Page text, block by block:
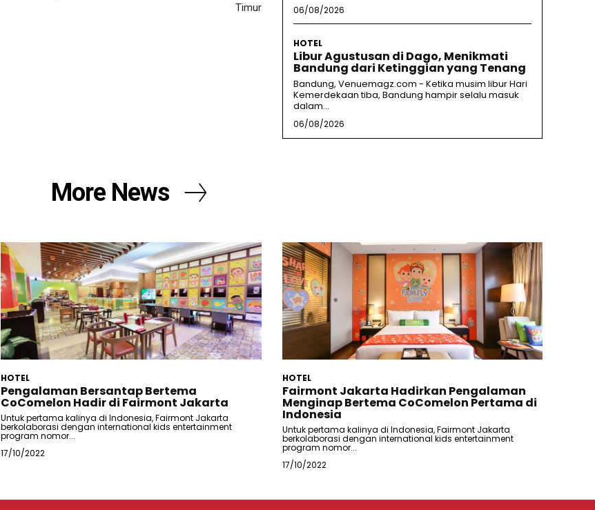
Timur
06/08/2026
HOTEL
Libur Agustusan di Dago, Menikmati
Bandung dari Ketinggian yang Tenang
Bandung, Venuemagz.com - Ketika musim libur Hari
Kemerdekaan tiba, Bandung hampir selalu masuk
dalam...
06/08/2026
More News
HOTEL
Pengalaman Bersantap Bertema
CoComelon Hadir di Fairmont Jakarta
Untuk pertama kalinya di Indonesia, Fairmont Jakarta
berkolaborasi dengan international kids entertainment
program nomor...
17/10/2022
HOTEL
Fairmont Jakarta Hadirkan Pengalaman
Menginap Bertema CoComelon Pertama di
Indonesia
Untuk pertama kalinya di Indonesia, Fairmont Jakarta
berkolaborasi dengan international kids entertainment
program nomor...
17/10/2022